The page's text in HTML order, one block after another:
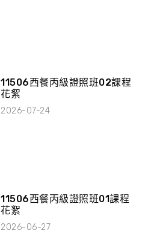
11506西餐丙級證照班02課程
花絮
2026-07-24
11506西餐丙級證照班01課程
花絮
2026-06-27